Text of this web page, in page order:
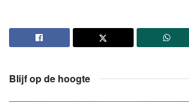
Blijf op de hoogte